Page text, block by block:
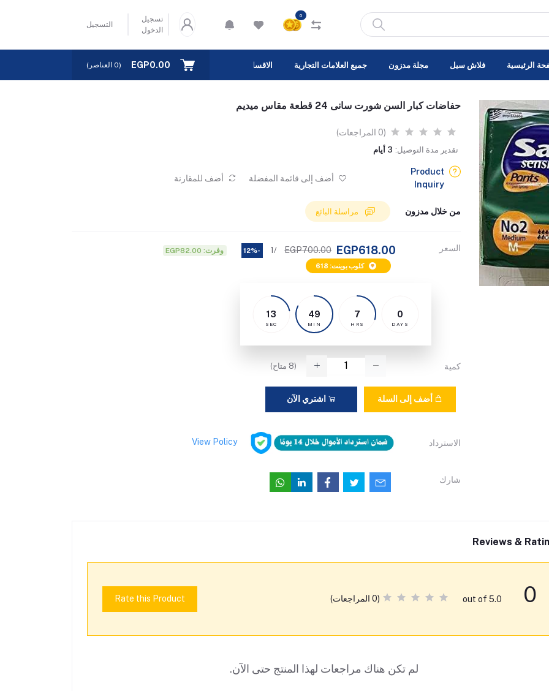
0
تسجيل
الدخول
التسجيل
الرئيسية فلاش سيل مجلة مدزون جميع العلامات التجارية الاقسام EGP0.00
(
0 العناصر)
حفاضات كبار السن شورت سانى 24 قطعة مقاس ميديم
(0 المراجعات)
تقدير مدة التوصيل: 3 أيام
Product
Inquiry
أضف إلى قائمة المفضلة أضف للمقارنة
من خلال مدزون
السعر EGP618.00
EGP700.00
/1
-12% وفرت: EGP82.00
كلوب بوينت: 618
0
DAYS
7
HRS
49
MIN
12
SEC
كمية (
8 متاح)
أضف إلى السلة اشتري الآن
الاسترداد View Policy
شارك
Reviews &
0
out of 5.0 (0 المراجعات) Rate this Product
لم تكن هناك مراجعات لهذا المنتج حتى الآن.